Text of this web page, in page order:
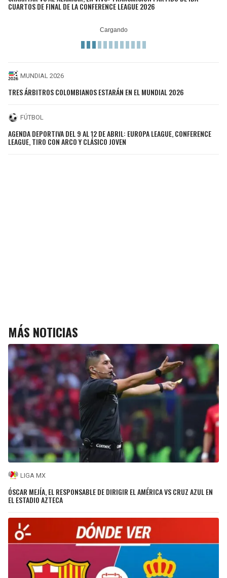
CUARTOS DE FINAL DE LA CONFERENCE LEAGUE 2026
MUNDIAL 2026
TRES ÁRBITROS COLOMBIANOS ESTARÁN EN EL MUNDIAL 2026
FÚTBOL
AGENDA DEPORTIVA DEL 9 AL 12 DE ABRIL: EUROPA LEAGUE, CONFERENCE
LEAGUE, TIRO CON ARCO Y CLÁSICO JOVEN
MÁS NOTICIAS
LIGA MX
ÓSCAR MEJÍA, EL RESPONSABLE DE DIRIGIR EL AMÉRICA VS CRUZ AZUL EN
EL ESTADIO AZTECA